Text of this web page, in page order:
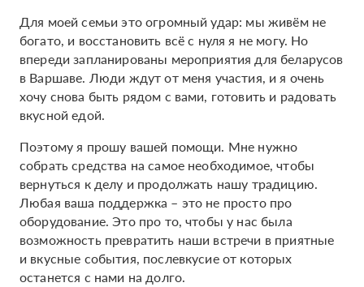
Для моей семьи это огромный удар: мы живём не
богато, и восстановить всё с нуля я не могу. Но
впереди запланированы мероприятия для беларусов
в Варшаве. Люди ждут от меня участия, и я очень
хочу снова быть рядом с вами, готовить и радовать
вкусной едой.
Поэтому я прошу вашей помощи. Мне нужно
собрать средства на самое необходимое, чтобы
вернуться к делу и продолжать нашу традицию.
Любая ваша поддержка – это не просто про
оборудование. Это про то, чтобы у нас была
возможность превратить наши встречи в приятные
и вкусные события, послевкусие от которых
останется с нами на долго.